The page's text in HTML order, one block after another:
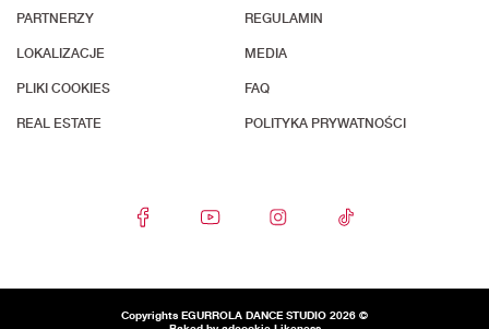
PARTNERZY REGULAMIN
LOKALIZACJE MEDIA
PLIKI COOKIES FAQ
REAL ESTATE POLITYKA PRYWATNOŚCI
Copyrights EGURROLA DANCE STUDIO 2026 ©